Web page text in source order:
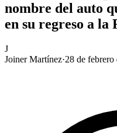
nombre del auto
en su regreso a la
J
Joiner Martínez·28 de febrero